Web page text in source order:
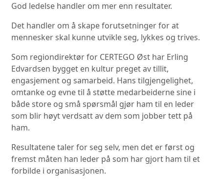
God ledelse handler om mer enn resultater.
Det handler om å skape forutsetninger for at
mennesker skal kunne utvikle seg, lykkes og trives.
Som regiondirektør for CERTEGO Øst har Erling
Edvardsen bygget en kultur preget av tillit,
engasjement og samarbeid. Hans tilgjengelighet,
omtanke og evne til å støtte medarbeiderne sine i
både store og små spørsmål gjør ham til en leder
som blir høyt verdsatt av dem som jobber tett på
ham.
Resultatene taler for seg selv, men det er først og
fremst måten han leder på som har gjort ham til et
forbilde i organisasjonen.